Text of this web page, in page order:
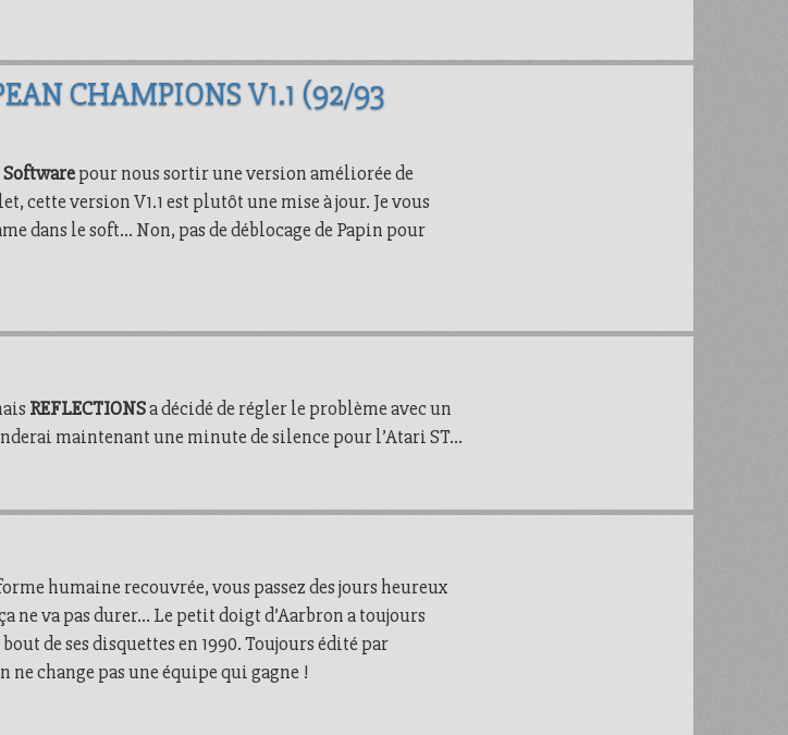
CHAMPIONS V1.1 (92/93
pour nous sortir une version améliorée de
cette version V1.1 est plutôt une mise à jour. Je vous
dans le soft… Non, pas de déblocage de Papin pour
REFLECTIONSa décidé de régler le problème avec un
maintenant une minute de silence pour l’Atari ST…
humaine recouvrée, vous passez des jours heureux
ne va pas durer… Le petit doigt d’Aarbron a toujours
de ses disquettes en 1990. Toujours édité par
ne change pas une équipe qui gagne !